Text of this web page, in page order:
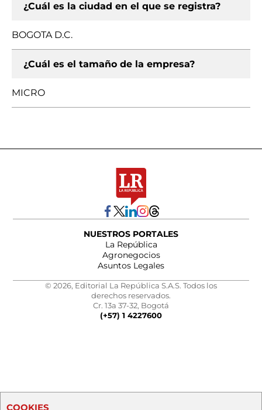
¿Cuál es la ciudad en el que se registra?
BOGOTA D.C.
¿Cuál es el tamaño de la empresa?
MICRO
NUESTROS PORTALES
La República
Agronegocios
Asuntos Legales
© 2026, Editorial La República S.A.S. Todos los
derechos reservados.
Cr. 13a 37-32, Bogotá
(+57) 1 4227600
COOKIES